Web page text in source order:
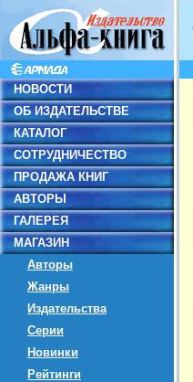
НОВОСТИ
ОБ ИЗДАТЕЛЬСТВЕ
КАТАЛОГ
СОТРУДНИЧЕСТВО
ПРОДАЖА КНИГ
АВТОРЫ
ГАЛЕРЕЯ
МАГАЗИН
Авторы
Жанры
Издательства
Серии
Новинки
Рейтинги